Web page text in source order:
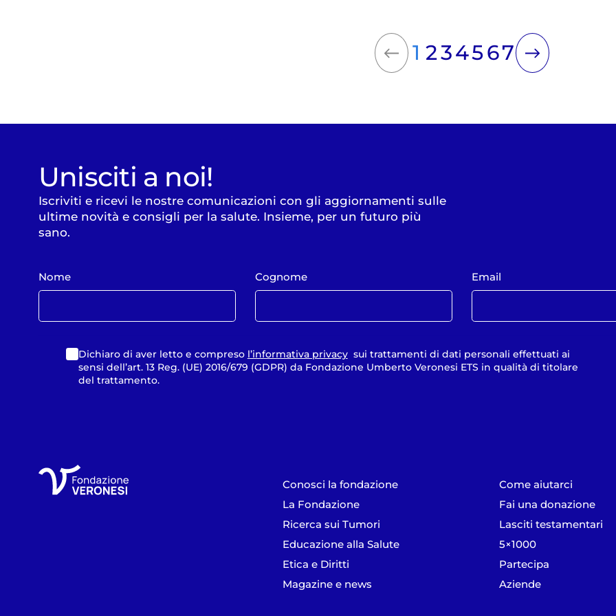
1 234567
Unisciti a noi!
Iscriviti e ricevi le nostre comunicazioni con gli aggiornamenti sulle
ultime novità e consigli per la salute. Insieme, per un futuro più
sano.
Nome Cognome Email
Dichiaro di aver letto e compreso l’informativa privacysui trattamenti di dati personali effettuati ai
sensi dell’art. 13 Reg. (UE) 2016/679 (GDPR) da Fondazione Umberto Veronesi ETS in qualità di titolare
del trattamento.
Conosci la fondazione
La Fondazione
Ricerca sui Tumori
Educazione alla Salute
Etica e Diritti
Magazine e news
Come aiutarci
Fai una donazione
Lasciti testamentari
5×1000
Partecipa
Aziende